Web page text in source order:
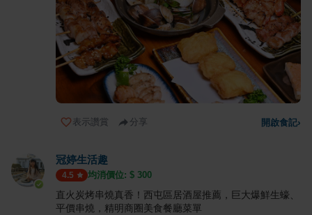
表示讚賞 分享 開啟食記›
冠婷生活趣
4.5 均消價位: $ 300
直火炭烤串燒真香！西屯區居酒屋推薦，巨大爆鮮生蠔、
平價串燒，精明商圈美食餐廳菜單